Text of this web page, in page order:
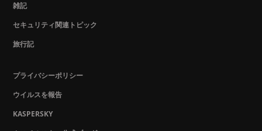
雑記
セキュリティ関連トピック
旅行記
プライバシーポリシー
ウイルスを報告
KASPERSKY